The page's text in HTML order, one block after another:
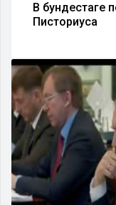
В бундестаге
Писториуса